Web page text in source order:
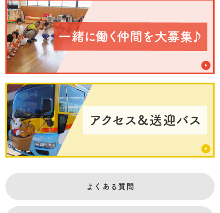
よくある質問